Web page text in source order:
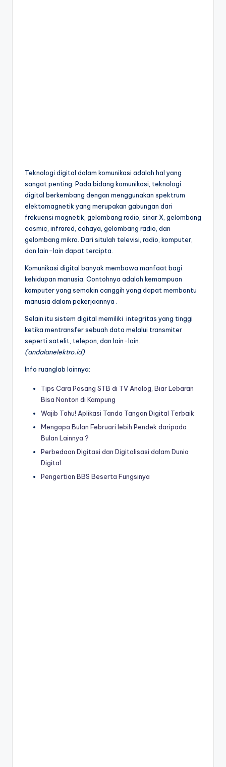
Teknologi digital dalam komunikasi adalah hal yang
sangat penting. Pada bidang komunikasi, teknologi
digital berkembang dengan menggunakan spektrum
elektomagnetik yang merupakan gabungan dari
frekuensi magnetik, gelombang radio, sinar X, gelombang
cosmic, infrared, cahaya, gelombang radio, dan
gelombang mikro. Dari situlah televisi, radio, komputer,
dan lain-lain dapat tercipta.
Komunikasi digital banyak membawa manfaat bagi
kehidupan manusia. Contohnya adalah kemampuan
komputer yang semakin canggih yang dapat membantu
manusia dalam pekerjaannya .
Selain itu sistem digital memiliki integritas yang tinggi
ketika mentransfer sebuah data melalui transmiter
seperti satelit, telepon, dan lain-lain.
(andalanelektro.id)
Info ruanglab lainnya:
Tips Cara Pasang STB di TV Analog, Biar Lebaran
Bisa Nonton di Kampung
Wajib Tahu! Aplikasi Tanda Tangan Digital Terbaik
Mengapa Bulan Februari lebih Pendek daripada
Bulan Lainnya ?
Perbedaan Digitasi dan Digitalisasi dalam Dunia
Digital
Pengertian BBS Beserta Fungsinya